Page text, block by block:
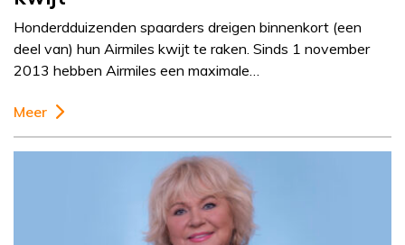
Honderdduizenden spaarders dreigen binnenkort (een
deel van) hun Airmiles kwijt te raken. Sinds 1 november
2013 hebben Airmiles een maximale…
Meer